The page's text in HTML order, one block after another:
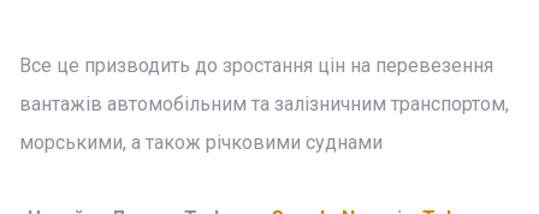
Все це призводить до зростання цін на перевезення
вантажів автомобільним та залізничним транспортом,
морськими, а також річковими суднами